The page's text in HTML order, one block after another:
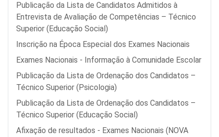
Publicação da Lista de Candidatos Admitidos à
Entrevista de Avaliação de Competências – Técnico
Superior (Educação Social)
Inscrição na Época Especial dos Exames Nacionais
Exames Nacionais - Informação à Comunidade Escolar
Publicação da Lista de Ordenação dos Candidatos –
Técnico Superior (Psicologia)
Publicação da Lista de Ordenação dos Candidatos –
Técnico Superior (Educação Social)
Afixação de resultados - Exames Nacionais (NOVA